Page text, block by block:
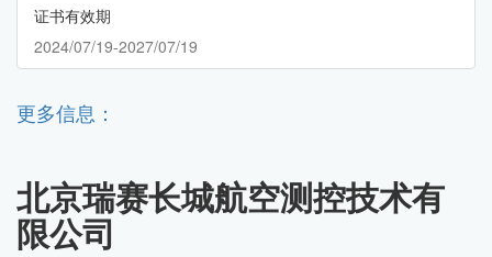
证书有效期
2024/07/19-2027/07/19
更多信息：
北京瑞赛长城航空测控技术有
限公司